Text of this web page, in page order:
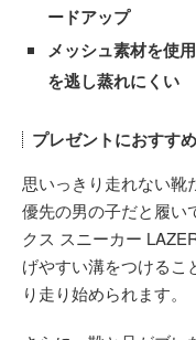
ードアップ
メッシュ素材を使
を逃し蒸れにくい
プレゼントにおすす
思いっきり走れない靴
優先の男の子だと履い
クス スニーカー
げやすい溝をつけるこ
り走り始められます。